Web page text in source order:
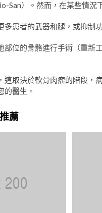
San）。然而，在某些情況
患者的武器和腿，或抑制
位的骨骼進行手術（重新
取決於軟骨肉瘤的階段，
的醫生。
薦